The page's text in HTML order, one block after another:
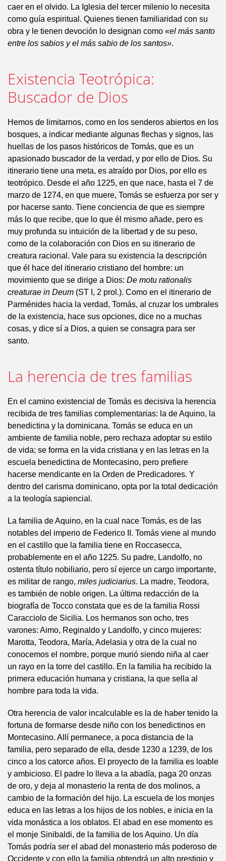
caer en el olvido. La Iglesia del tercer milenio lo necesita
como guía espiritual. Quienes tienen familiaridad con su
obra y le tienen devoción lo designan como «el más santo
entre los sabios y el más sabio de los santos».
Existencia Teotrópica:
Buscador de Dios
Hemos de limitarnos, como en los senderos abiertos en los
bosques, a indicar mediante algunas flechas y signos, las
huellas de los pasos históricos de Tomás, que es un
apasionado buscador de la verdad, y por ello de Dios. Su
itinerario tiene una meta, es atraído por Dios, por ello es
teotrópico. Desde el año 1225, en que nace, hasta el 7 de
marzo de 1274, en que muere, Tomás se esfuerza por ser y
por hacerse santo. Tiene conciencia de que es siempre
más lo que recibe, que lo que él mismo añade, pero es
muy profunda su intuición de la libertad y de su peso,
como de la colaboración con Dios en su itinerario de
creatura racional. Vale para su existencia la descripción
que él hace del itinerario cristiano del hombre: un
movimiento que se dirige a Dios: De motu rationalis
creaturae in Deum (ST I, 2 prol.). Como en el itinerario de
Parménides hacia la verdad, Tomás, al cruzar los umbrales
de la existencia, hace sus opciones, dice no a muchas
cosas, y dice sí a Dios, a quien se consagra para ser
santo.
La herencia de tres familias
En el camino existencial de Tomás es decisiva la herencia
recibida de tres familias complementarias: la de Aquino, la
benedictina y la dominicana. Tomás se educa en un
ambiente de familia noble, pero rechaza adoptar su estilo
de vida; se forma en la vida cristiana y en las letras en la
escuela benedictina de Montecasino, pero prefiere
hacerse mendicante en la Orden de Predicadores. Y
dentro del carisma dominicano, opta por la total dedicación
a la teología sapiencial.
La familia de Aquino, en la cual nace Tomás, es de las
notables del imperio de Federico II. Tomás viene al mundo
en el castillo que la familia tiene en Roccasecca,
probablemente en el año 1225. Su padre, Landolfo, no
ostenta título nobiliario, pero sí ejerce un cargo importante,
es militar de rango, miles judiciarius. La madre, Teodora,
es también de noble origen. La última redacción de la
biografía de Tocco constata que es de la familia Rossi
Caracciolo de Sicilia. Los hermanos son ocho, tres
varones: Aimo, Reginaldo y Landolfo, y cinco mujeres:
Marotta, Teodora, María, Adelasia y otra de la cual no
conocemos el nombre, porque murió siendo niña al caer
un rayo en la torre del castillo. En la familia ha recibido la
primera educación humana y cristiana, la que sella al
hombre para toda la vida.
Otra herencia de valor incalculable es la de haber tenido la
fortuna de formarse desde niño con los benedictinos en
Montecasino. Allí permanece, a poca distancia de la
familia, pero separado de ella, desde 1230 a 1239, de los
cinco a los catorce años. El proyecto de la familia es loable
y ambicioso. El padre lo lleva a la abadía, paga 20 onzas
de oro, y deja al monasterio la renta de dos molinos, a
cambio de la formación del hijo. La escuela de los monjes
educa en las letras a los hijos de los nobles, e inicia en la
vida monástica a los oblatos. El abad en ese momento es
el monje Sinibaldi, de la familia de los Aquino. Un día
Tomás podría ser el abad del monasterio más poderoso de
Occidente y con ello la familia obtendrá un alto prestigio y